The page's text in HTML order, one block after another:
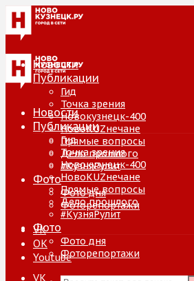
Новости
Публикации
Гид
Точка зрения
Новокузнецк-400
НовоKUZнечане
Прямые вопросы
Дело прошлого
#КузняРулит
Фото
Фото дня
Фоторепортажи
VK
ОК
Youtube
Новости
Публикации
Гид
Точка зрения
Новокузнецк-400
НовоKUZнечане
Прямые вопросы
Дело прошлого
#КузняРулит
Фото
Фото дня
Фоторепортажи
VK